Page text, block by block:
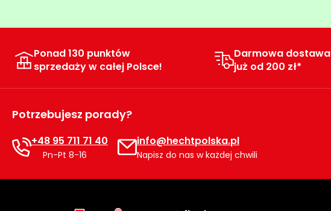
Ponad 130 punktów
sprzedaży w całej Polsce!
Darmowa dostawa
już od 200 zł*
Potrzebujesz porady?
+48 95 711 71 40
Pn-Pt 8-16
info@hechtpolska.pl
Napisz do nas w każdej chwili